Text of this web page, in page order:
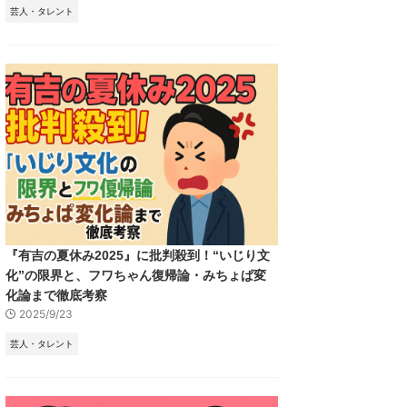
芸人・タレント
『有吉の夏休み2025』に批判殺到！“いじり文
化”の限界と、フワちゃん復帰論・みちょぱ変
化論まで徹底考察
2025/9/23
芸人・タレント